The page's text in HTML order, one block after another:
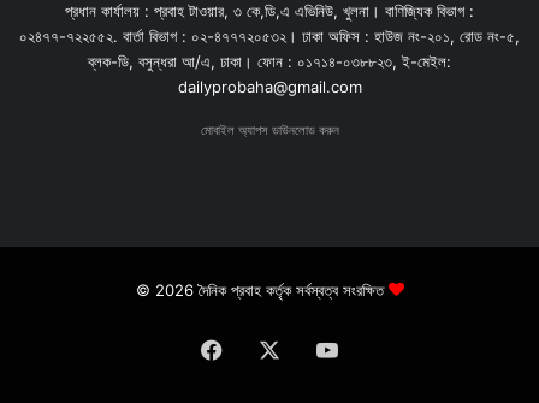
প্রধান কার্যালয় : প্রবাহ টাওয়ার, ৩ কে,ডি,এ এভিনিউ, খুলনা। বাণিজ্যিক বিভাগ :
০২৪৭৭-৭২২৫৫২. বার্তা বিভাগ : ০২-৪৭৭৭২০৫৩২। ঢাকা অফিস : হাউজ নং-২০১, রোড নং-৫,
ব্লক-ডি, বসুন্ধরা আ/এ, ঢাকা। ফোন : ০১৭১৪-০৩৮৮২৩, ই-মেইল:
dailyprobaha@gmail.com
মোবাইল অ্যাপস ডাউনলোড করুন
© 2026 দৈনিক প্রবাহ কর্তৃক সর্বস্বত্ব সংরক্ষিত
Facebook